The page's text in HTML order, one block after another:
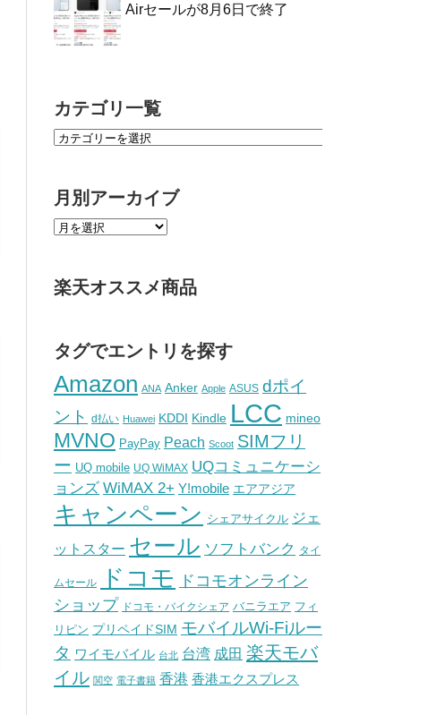
Airセールが8月6日で終了
カテゴリ一覧
月別アーカイブ
楽天オススメ商品
タグでエントリを探す
Amazon ANA Anker Apple ASUS dポイ
ント
d払い Huawei KDDI Kindle LCC mineo
MVNO PayPay Peach Scoot SIMフリ
ー UQ mobile UQ WiMAX UQコミュニケーシ
ョンズ WiMAX 2+ Y!mobile エアアジア
キャンペーン シェアサイクル ジェ
ットスター セール ソフトバンク タイ
ムセール ドコモ
ドコモオンライン
ショップ ドコモ・バイクシェア バニラエア フィ
リピン プリペイドSIM モバイルWi-Fiルー
タ ワイモバイル 台北 台湾 成田 楽天モバ
イル 関空 電子書籍 香港 香港エクスプレス